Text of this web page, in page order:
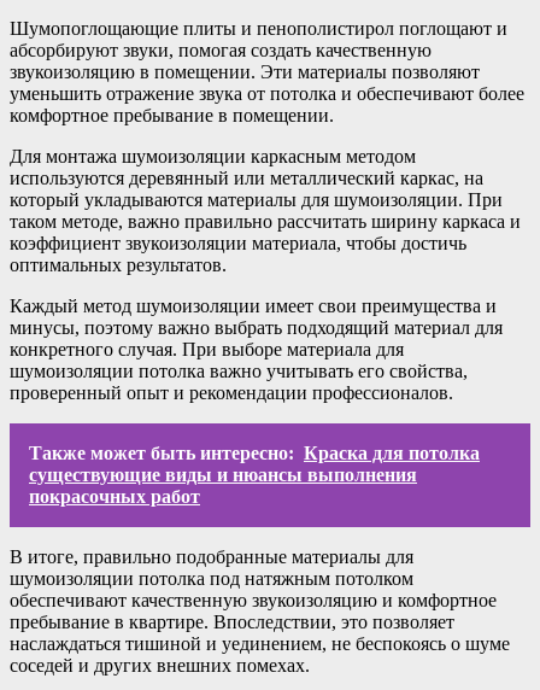
Шумопоглощающие плиты и пенополистирол поглощают и
абсорбируют звуки, помогая создать качественную
звукоизоляцию в помещении. Эти материалы позволяют
уменьшить отражение звука от потолка и обеспечивают более
комфортное пребывание в помещении.
Для монтажа шумоизоляции каркасным методом
используются деревянный или металлический каркас, на
который укладываются материалы для шумоизоляции. При
таком методе, важно правильно рассчитать ширину каркаса и
коэффициент звукоизоляции материала, чтобы достичь
оптимальных результатов.
Каждый метод шумоизоляции имеет свои преимущества и
минусы, поэтому важно выбрать подходящий материал для
конкретного случая. При выборе материала для
шумоизоляции потолка важно учитывать его свойства,
проверенный опыт и рекомендации профессионалов.
Также может быть интересно: Краска для потолка
существующие виды и нюансы выполнения
покрасочных работ
В итоге, правильно подобранные материалы для
шумоизоляции потолка под натяжным потолком
обеспечивают качественную звукоизоляцию и комфортное
пребывание в квартире. Впоследствии, это позволяет
наслаждаться тишиной и уединением, не беспокоясь о шуме
соседей и других внешних помехах.